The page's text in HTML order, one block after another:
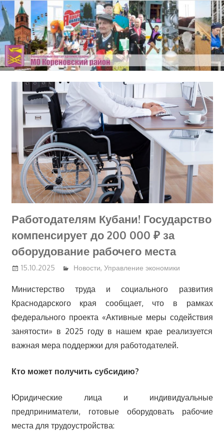
Перейти
к
содержимому
Работодателям Кубани! Государство
компенсирует до 200 000 ₽ за
оборудование рабочего места
15.10.2025 Новости, Управление экономики
Министерство труда и социального развития
Краснодарского края сообщает, что в рамках
федерального проекта «Активные меры содействия
занятости» в 2025 году в нашем крае реализуется
важная мера поддержки для работодателей.
Кто может получить субсидию?
Юридические лица и индивидуальные
предприниматели, готовые оборудовать рабочие
места для трудоустройства: